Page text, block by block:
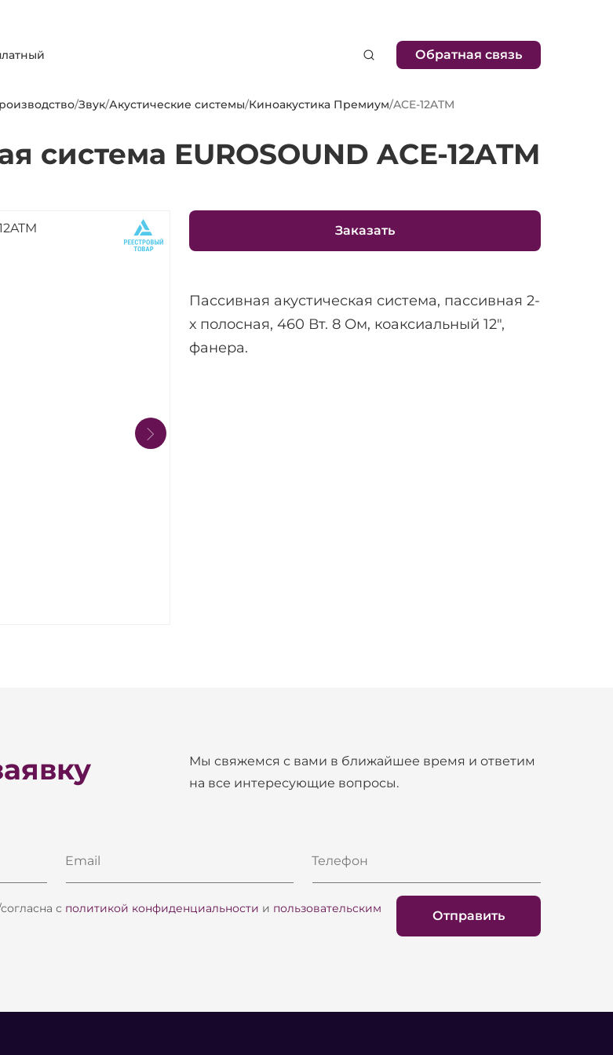
Обратная связь
/Звук/Акустические системы/Киноакустика Премиум/ACE-12ATM
система EUROSOUND ACE-12ATM
Заказать
Пассивная акустическая система, пассивная 2-
х полосная, 460 Вт. 8 Ом, коаксиальный 12",
фанера.
Мы свяжемся с вами в ближайшее время и ответим
на все интересующие вопросы.
Email Телефон
с политикой конфиденциальности и пользовательским
Отправить